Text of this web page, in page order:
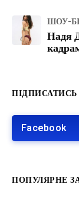
ШОУ-
Надя
ПІДПИСАТИСЬ
Facebook
ПОПУЛЯРНЕ